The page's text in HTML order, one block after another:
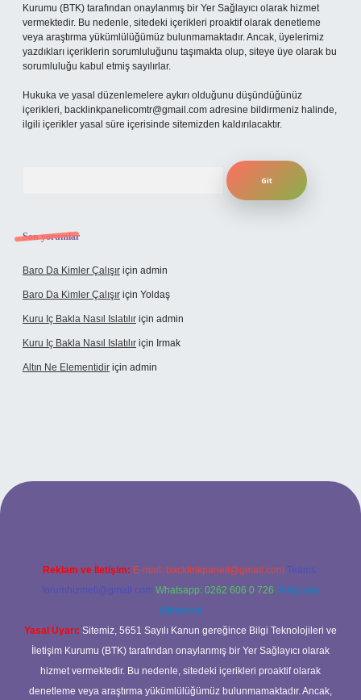
Kurumu (BTK) tarafından onaylanmış bir Yer Sağlayıcı olarak hizmet
vermektedir. Bu nedenle, sitedeki içerikleri proaktif olarak denetleme
veya araştırma yükümlülüğümüz bulunmamaktadır. Ancak, üyelerimiz
yazdıkları içeriklerin sorumluluğunu taşımakta olup, siteye üye olarak bu
sorumluluğu kabul etmiş sayılırlar.
Hukuka ve yasal düzenlemelere aykırı olduğunu düşündüğünüz
içerikleri, backlinkpanelicomtr@gmail.com adresine bildirmeniz halinde,
ilgili içerikler yasal süre içerisinde sitemizden kaldırılacaktır.
Son yorumlar
Baro Da Kimler Çalışır için admin
Baro Da Kimler Çalışır için Yoldaş
Kuru Iç Bakla Nasıl Islatılır için admin
Kuru Iç Bakla Nasıl Islatılır için Irmak
Altın Ne Elementidir için admin
Reklam ve İletişim: E-mail: backlinkpaneli@gmail.com Teams:
forumhizmeti@gmail.com Whatsapp: 0262 606 0 726 Telegram:
@karabul
Yasal Uyarı: Sitemiz, 5651 Sayılı Kanun gereğince Bilgi Teknolojileri ve
İletişim Kurumu (BTK) tarafından onaylanmış bir Yer Sağlayıcı olarak
hizmet vermektedir. Bu nedenle, sitedeki içerikleri proaktif olarak
denetleme veya araştırma yükümlülüğümüz bulunmamaktadır. Ancak,